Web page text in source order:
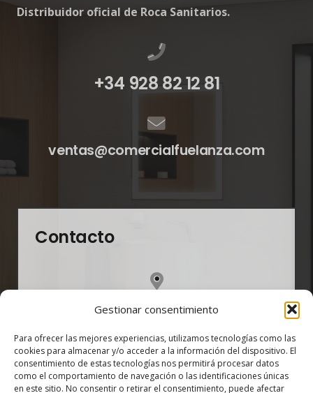
Gestionar consentimiento
Para ofrecer las mejores experiencias, utilizamos tecnologías como las
cookies para almacenar y/o acceder a la información del dispositivo. El
consentimiento de estas tecnologías nos permitirá procesar datos
como el comportamiento de navegación o las identificaciones únicas
en este sitio. No consentir o retirar el consentimiento, puede afectar
Distribuidor oficial de Roca Sanitarios.
+34 928 82 12 81
ventas@comercialfuelanza.com
Contacto
Carretera Aeropuerto Km. 4 dirección a Yaiza
¡Ampliamos nuestro horario!